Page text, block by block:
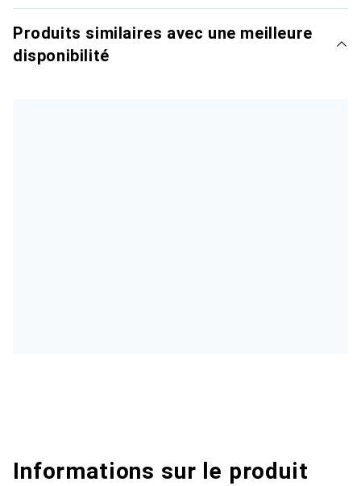
Produits similaires avec une meilleure
disponibilité
Informations sur le produit